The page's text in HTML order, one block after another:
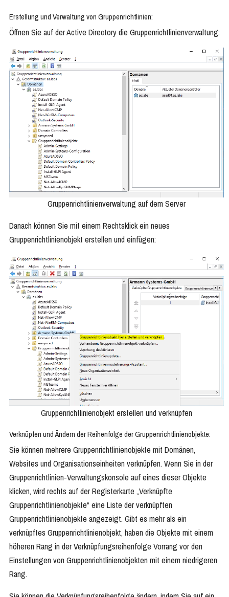
Erstellung und Verwaltung von Gruppenrichtlinien:
Öffnen Sie auf der Active Directory die Gruppenrichtlinienverwaltung:
Gruppenrichtlinienverwaltung auf dem Server
Danach können Sie mit einem Rechtsklick ein neues
Gruppenrichtlinienobjekt erstellen und einfügen:
Gruppenrichtlinienobjekt erstellen und verknüpfen
Verknüpfen und Ändern der Reihenfolge der Gruppenrichtlinienobjekte:
Sie können mehrere Gruppenrichtlinienobjekte mit Domänen,
Websites und Organisationseinheiten verknüpfen. Wenn Sie in der
Gruppenrichtlinien-Verwaltungskonsole auf eines dieser Objekte
klicken, wird rechts auf der Registerkarte „Verknüpfte
Gruppenrichtlinienobjekte“ eine Liste der verknüpften
Gruppenrichtlinienobjekte angezeigt. Gibt es mehr als ein
verknüpftes Gruppenrichtlinienobjekt, haben die Objekte mit einem
höheren Rang in der Verknüpfungsreihenfolge Vorrang vor den
Einstellungen von Gruppenrichtlinienobjekten mit einem niedrigeren
Rang.